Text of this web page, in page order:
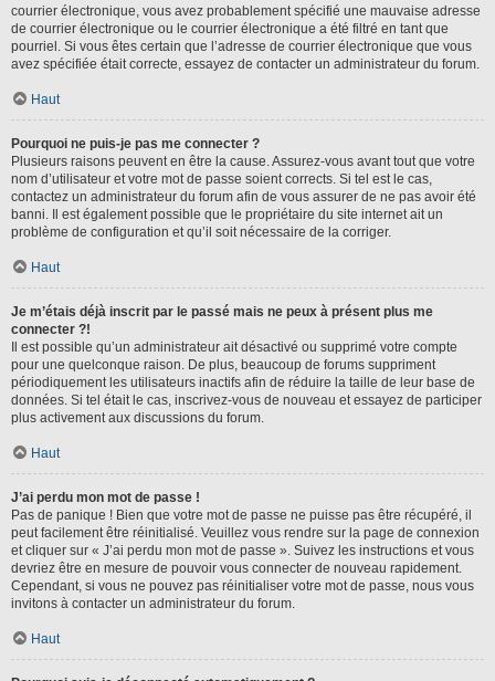
courrier électronique, vous avez probablement spécifié une mauvaise adresse
de courrier électronique ou le courrier électronique a été filtré en tant que
pourriel. Si vous êtes certain que l’adresse de courrier électronique que vous
avez spécifiée était correcte, essayez de contacter un administrateur du forum.
Haut
Pourquoi ne puis-je pas me connecter ?
Plusieurs raisons peuvent en être la cause. Assurez-vous avant tout que votre
nom d’utilisateur et votre mot de passe soient corrects. Si tel est le cas,
contactez un administrateur du forum afin de vous assurer de ne pas avoir été
banni. Il est également possible que le propriétaire du site internet ait un
problème de configuration et qu’il soit nécessaire de la corriger.
Haut
Je m’étais déjà inscrit par le passé mais ne peux à présent plus me
connecter ?!
Il est possible qu’un administrateur ait désactivé ou supprimé votre compte
pour une quelconque raison. De plus, beaucoup de forums suppriment
périodiquement les utilisateurs inactifs afin de réduire la taille de leur base de
données. Si tel était le cas, inscrivez-vous de nouveau et essayez de participer
plus activement aux discussions du forum.
Haut
J’ai perdu mon mot de passe !
Pas de panique ! Bien que votre mot de passe ne puisse pas être récupéré, il
peut facilement être réinitialisé. Veuillez vous rendre sur la page de connexion
et cliquer sur « J’ai perdu mon mot de passe ». Suivez les instructions et vous
devriez être en mesure de pouvoir vous connecter de nouveau rapidement.
Cependant, si vous ne pouvez pas réinitialiser votre mot de passe, nous vous
invitons à contacter un administrateur du forum.
Haut